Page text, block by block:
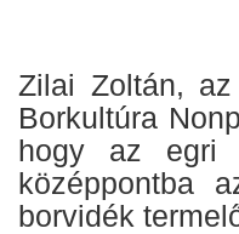
Zilai Zoltán,
Borkultúra
hogy az egri
középpontba
borvidék